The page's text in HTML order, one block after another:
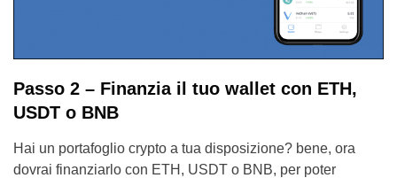
Passo 2 – Finanzia il tuo wallet con ETH,
USDT o BNB
Hai un portafoglio crypto a tua disposizione? bene, ora
dovrai finanziarlo con ETH, USDT o BNB, per poter